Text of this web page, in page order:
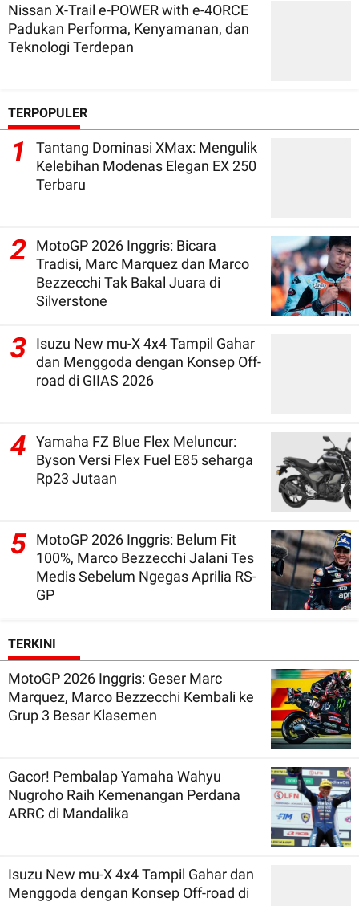
Nissan X-Trail e-POWER with e-4ORCE
Padukan Performa, Kenyamanan, dan
Teknologi Terdepan
TERPOPULER
1
Tantang Dominasi XMax: Mengulik
Kelebihan Modenas Elegan EX 250
Terbaru
2
MotoGP 2026 Inggris: Bicara
Tradisi, Marc Marquez dan Marco
Bezzecchi Tak Bakal Juara di
Silverstone
3
Isuzu New mu-X 4x4 Tampil Gahar
dan Menggoda dengan Konsep Off-
road di GIIAS 2026
4
Yamaha FZ Blue Flex Meluncur:
Byson Versi Flex Fuel E85 seharga
Rp23 Jutaan
5 MotoGP 2026 Inggris: Belum Fit
100%, Marco Bezzecchi Jalani Tes
Medis Sebelum Ngegas Aprilia RS-
GP
TERKINI
MotoGP 2026 Inggris: Geser Marc
Marquez, Marco Bezzecchi Kembali ke
Grup 3 Besar Klasemen
Gacor! Pembalap Yamaha Wahyu
Nugroho Raih Kemenangan Perdana
ARRC di Mandalika
Isuzu New mu-X 4x4 Tampil Gahar dan
Menggoda dengan Konsep Off-road di